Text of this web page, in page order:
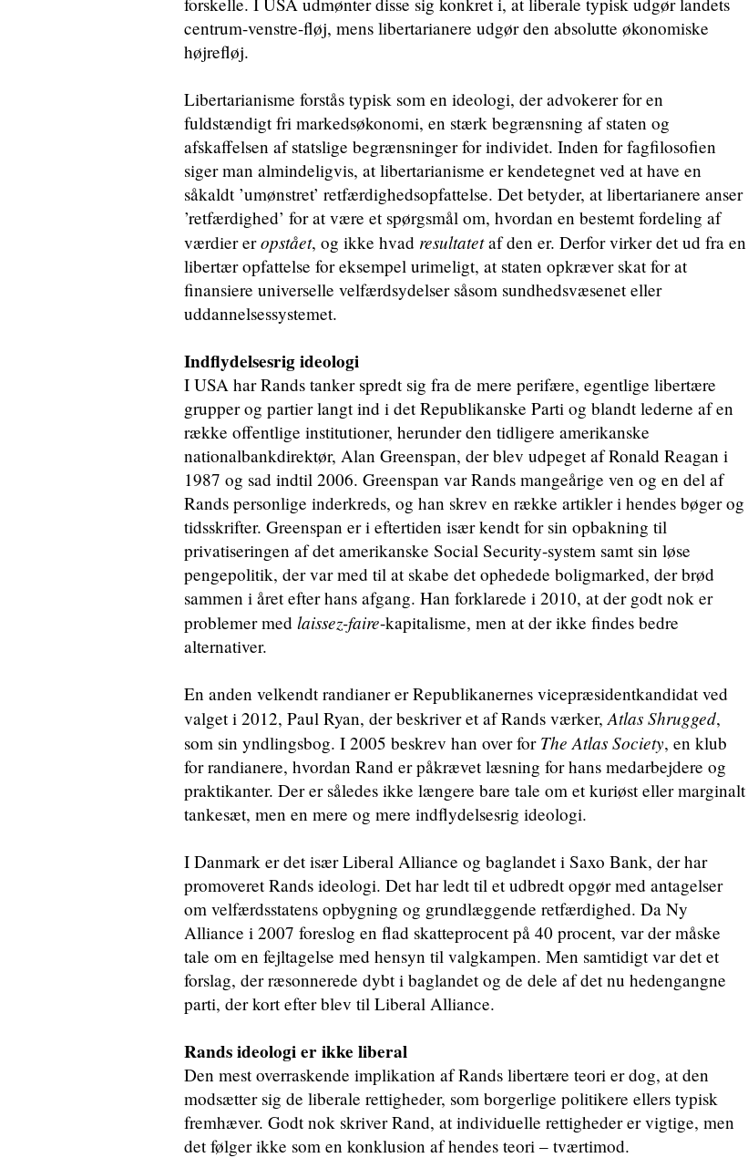
centrum-venstre-fløj, mens libertarianere udgør den absolutte økonomiske
højrefløj.
Libertarianisme forstås typisk som en ideologi, der advokerer for en
fuldstændigt fri markedsøkonomi, en stærk begrænsning af staten og
afskaffelsen af statslige begrænsninger for individet. Inden for fagfilosofien
siger man almindeligvis, at libertarianisme er kendetegnet ved at have en
såkaldt ’umønstret’ retfærdighedsopfattelse. Det betyder, at libertarianere anser
’retfærdighed’ for at være et spørgsmål om, hvordan en bestemt fordeling af
værdier eropstået, og ikke hvad resultatetaf den er. Derfor virker det ud fra en
libertær opfattelse for eksempel urimeligt, at staten opkræver skat for at
finansiere universelle velfærdsydelser såsom sundhedsvæsenet eller
uddannelsessystemet.
Indflydelsesrig ideologi
I USA har Rands tanker spredt sig fra de mere perifære, egentlige libertære
grupper og partier langt ind i det Republikanske Parti og blandt lederne af en
række offentlige institutioner, herunder den tidligere amerikanske
nationalbankdirektør, Alan Greenspan, der blev udpeget af Ronald Reagan i
1987 og sad indtil 2006. Greenspan var Rands mangeårige ven og en del af
Rands personlige inderkreds, og han skrev en række artikler i hendes bøger og
tidsskrifter. Greenspan er i eftertiden især kendt for sin opbakning til
privatiseringen af det amerikanske Social Security-system samt sin løse
pengepolitik, der var med til at skabe det ophedede boligmarked, der brød
sammen i året efter hans afgang. Han forklarede i 2010, at der godt nok er
problemer med laissez-faire-kapitalisme, men at der ikke findes bedre
alternativer.
En anden velkendt randianer er Republikanernes vicepræsidentkandidat ved
valget i 2012, Paul Ryan, der beskriver et af Rands værker, Atlas Shrugged,
som sin yndlingsbog. I 2005 beskrev han over for The Atlas Society, en klub
for randianere, hvordan Rand er påkrævet læsning for hans medarbejdere og
praktikanter. Der er således ikke længere bare tale om et kuriøst eller marginalt
tankesæt, men en mere og mere indflydelsesrig ideologi.
I Danmark er det især Liberal Alliance og baglandet i Saxo Bank, der har
promoveret Rands ideologi. Det har ledt til et udbredt opgør med antagelser
om velfærdsstatens opbygning og grundlæggende retfærdighed. Da Ny
Alliance i 2007 foreslog en flad skatteprocent på 40 procent, var der måske
tale om en fejltagelse med hensyn til valgkampen. Men samtidigt var det et
forslag, der ræsonnerede dybt i baglandet og de dele af det nu hedengangne
parti, der kort efter blev til Liberal Alliance.
Rands ideologi er ikke liberal
Den mest overraskende implikation af Rands libertære teori er dog, at den
modsætter sig de liberale rettigheder, som borgerlige politikere ellers typisk
fremhæver. Godt nok skriver Rand, at individuelle rettigheder er vigtige, men
det følger ikke som en konklusion af hendes teori – tværtimod.